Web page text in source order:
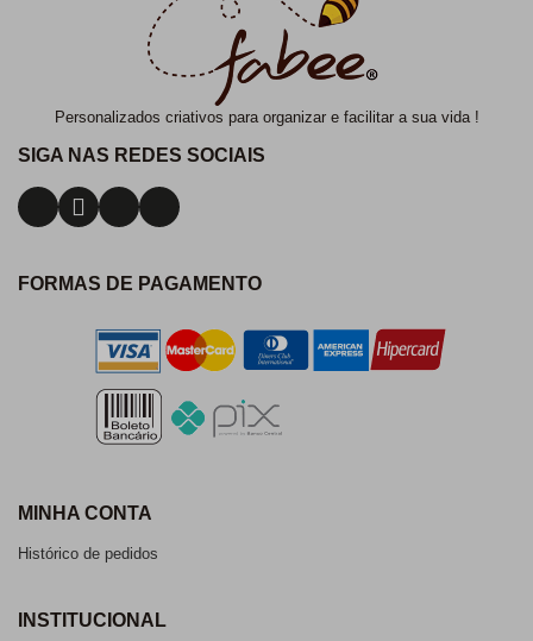
Personalizados criativos para organizar e facilitar a sua vida !
SIGA NAS REDES SOCIAIS
FORMAS DE PAGAMENTO
MINHA CONTA
Histórico de pedidos
INSTITUCIONAL